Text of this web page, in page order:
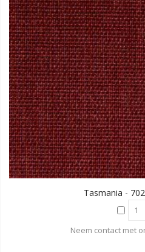
Tasmania -
Neem contact met